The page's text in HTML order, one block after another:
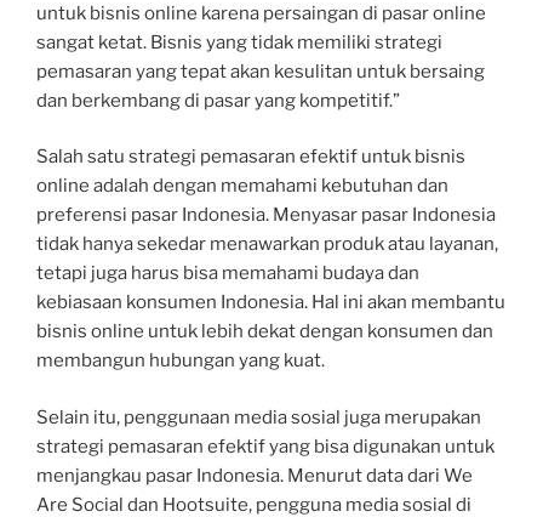
untuk bisnis online karena persaingan di pasar online
sangat ketat. Bisnis yang tidak memiliki strategi
pemasaran yang tepat akan kesulitan untuk bersaing
dan berkembang di pasar yang kompetitif.”
Salah satu strategi pemasaran efektif untuk bisnis
online adalah dengan memahami kebutuhan dan
preferensi pasar Indonesia. Menyasar pasar Indonesia
tidak hanya sekedar menawarkan produk atau layanan,
tetapi juga harus bisa memahami budaya dan
kebiasaan konsumen Indonesia. Hal ini akan membantu
bisnis online untuk lebih dekat dengan konsumen dan
membangun hubungan yang kuat.
Selain itu, penggunaan media sosial juga merupakan
strategi pemasaran efektif yang bisa digunakan untuk
menjangkau pasar Indonesia. Menurut data dari We
Are Social dan Hootsuite, pengguna media sosial di